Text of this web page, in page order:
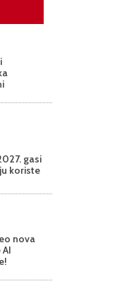
gasi
koriste
nova